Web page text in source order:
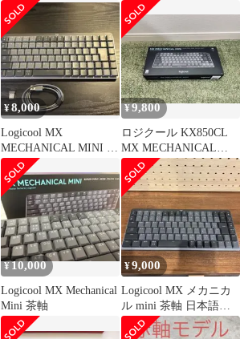
軸
¥8,000
Logicool MX
MECHANICAL MINI 茶
軸 おまけ有
¥9,800
ロジクール KX850CL
MX MECHANICAL
MINI 赤軸 リニア
¥10,000
Logicool MX Mechanical
Mini 茶軸
¥9,000
Logicool MX メカニカ
ル mini 茶軸 日本語配
列 本体（箱無し）